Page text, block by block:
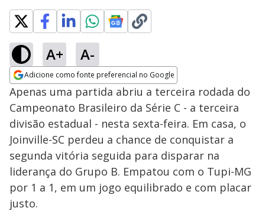
A+ A-
Adicione como fonte preferencial no Google
Opens in new window
Apenas uma partida abriu a terceira rodada do
Campeonato Brasileiro da Série C - a terceira
divisão estadual - nesta sexta-feira. Em casa, o
Joinville-SC perdeu a chance de conquistar a
segunda vitória seguida para disparar na
liderança do Grupo B. Empatou com o Tupi-MG
por 1 a 1, em um jogo equilibrado e com placar
justo.